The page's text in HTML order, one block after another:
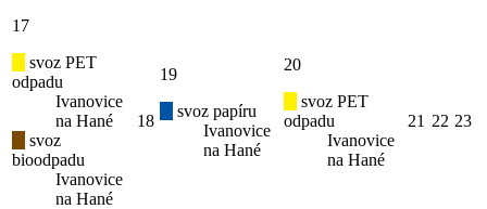
17
svoz PET
odpadu
Ivanovice
na Hané
svoz
bioodpadu
Ivanovice
na Hané
18
19
svoz papíru
Ivanovice
na Hané
20
svoz PET
odpadu
Ivanovice
na Hané
21 22 23